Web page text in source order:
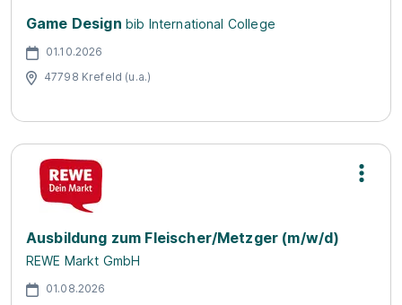
Game Design bib International College
01.10.2026
47798 Krefeld (u.a.)
Ausbildung zum Fleischer/Metzger (m/w/d)
REWE Markt GmbH
01.08.2026